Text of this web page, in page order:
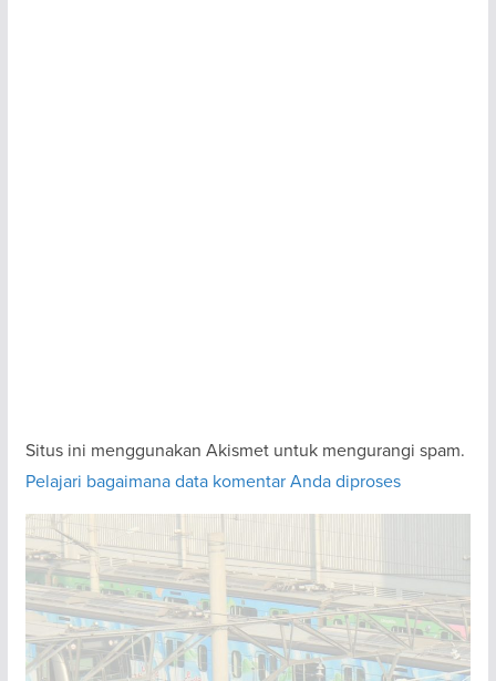
Situs ini menggunakan Akismet untuk mengurangi spam.
Pelajari bagaimana data komentar Anda diproses